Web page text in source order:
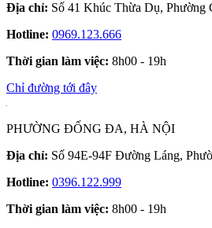
Địa chỉ: Số 41 Khúc Thừa Dụ, Phường
Hotline: 0969.123.666
Thời gian làm việc: 8h00 - 19h
Chỉ đường tới đây
PHƯỜNG ĐỐNG ĐA, HÀ NỘI
Địa chỉ: Số 94E-94F Đường Láng,
Hotline: 0396.122.999
Thời gian làm việc: 8h00 - 19h